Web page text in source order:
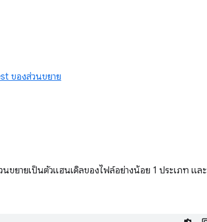
ของส่วนขยาย
ขยายเป็นตัวแฮนเดิลของไฟล์อย่างน้อย 1 ประเภท และ